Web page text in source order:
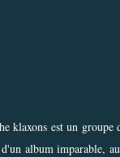
klaxons est un
album imparable,